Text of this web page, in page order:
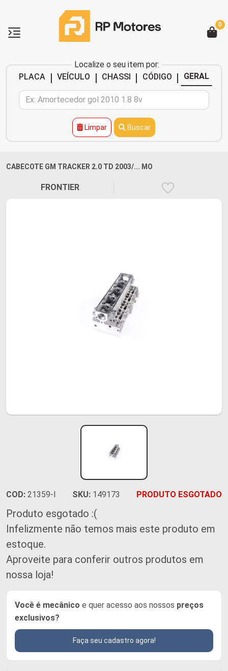
Localize o seu item por:
PLACA
| VEÍCULO | CHASSI | CÓDIGO | GERAL
Limpar Buscar
0
CABECOTE GM TRACKER 2.0 TD 2003/... MO
FRONTIER
COD: 21359-I SKU: 149173 PRODUTO ESGOTADO
Produto esgotado :(
Infelizmente não temos mais este produto em
estoque.
Aproveite para conferir outros produtos em
nossa loja!
Você é mecânico e quer acesso aos nossos preços
exclusivos?
Faça seu cadastro agora!